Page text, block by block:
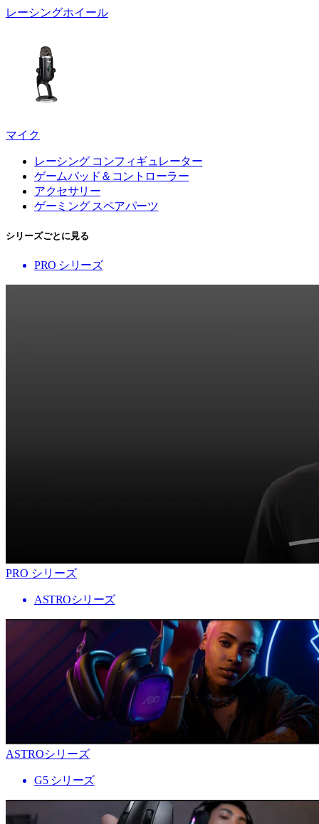
レーシングホイール
マイク
レーシング コンフィギュレーター
ゲームパッド＆コントローラー
アクセサリー
ゲーミング スペアパーツ
シリーズごとに見る
PRO シリーズ
PRO シリーズ
ASTROシリーズ
ASTROシリーズ
G5 シリーズ